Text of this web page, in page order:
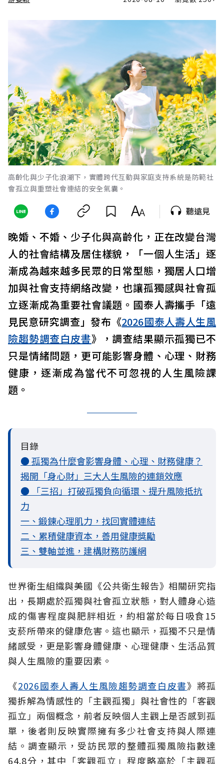
高齡化與少子化浪潮下，實體跨代互動與家庭支持系統是防範社
會孤立與重塑社會連結的安全氣囊。
聽遠見
晚婚、不婚、少子化與高齡化，正在改變台灣
人的社會結構及居住樣貌，「一個人生活」逐
漸成為越來越多民眾的日常型態，獨居人口增
加與社會支持網絡改變，也讓孤獨感與社會孤
立逐漸成為重要社會議題。國泰人壽攜手「遠
見民意研究調查」發布《2026國泰人壽人生風
險趨勢調查白皮書》，調查結果顯示孤獨已不
只是情緒問題，更可能影響身體、心理、財務
健康，逐漸成為當代不可忽視的人生風險課
題。
目錄
● 孤獨為什麼會影響身體、心理、財務健康？
揭開「身心財」三大人生風險的連鎖效應
● 「三招」打破孤獨負向循環、提升風險抵抗
力
一、鍛鍊心理肌力，找回實體連結
二、累積健康資本，善用健康獎勵
三、雙軸並進，建構財務防護網
世界衛生組織與美國《公共衛生報告》相關研究指
出，長期處於孤獨與社會孤立狀態，對人體身心造
成的傷害程度與肥胖相近，約相當於每日吸食15
支菸所帶來的健康危害。這也顯示，孤獨不只是情
緒感受，更是影響身體健康、心理健康、生活品質
與人生風險的重要因素。
《2026國泰人壽人生風險趨勢調查白皮書》將孤
獨拆解為情感性的「主觀孤獨」與社會性的「客觀
孤立」兩個概念，前者反映個人主觀上是否感到孤
單，後者則反映實際擁有多少社會支持與人際連
結。調查顯示，受訪民眾的整體孤獨風險指數達
64.8分，其中「客觀孤立」程度略高於「主觀孤